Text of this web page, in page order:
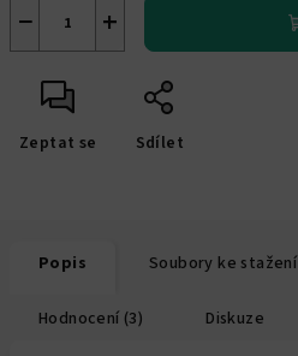
+
−
Zeptat se Sdílet
Popis Soubory ke stažení
Hodnocení (3) Diskuze